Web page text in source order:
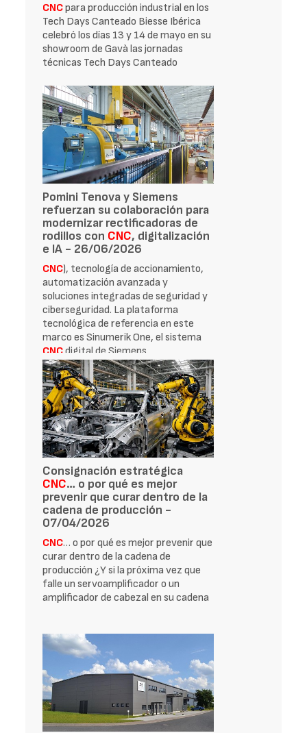
CNCpara producción industrial en los
Tech Days Canteado Biesse Ibérica
celebró los días 13 y 14 de mayo en su
showroom de Gavà las jornadas
técnicas Tech Days Canteado
Pomini Tenova y Siemens
refuerzan su colaboración para
modernizar rectificadoras de
rodillos con CNC, digitalización
e IA - 26/06/2026
CNC), tecnología de accionamiento,
automatización avanzada y
soluciones integradas de seguridad y
ciberseguridad. La plataforma
tecnológica de referencia en este
marco es Sinumerik One, el sistema
CNCdigital de Siemens
Consignación estratégica
CNC… o por qué es mejor
prevenir que curar dentro de la
cadena de producción -
07/04/2026
CNC… o por qué es mejor prevenir que
curar dentro de la cadena de
producción ¿Y si la próxima vez que
falle un servoamplificador o un
amplificador de cabezal en su cadena